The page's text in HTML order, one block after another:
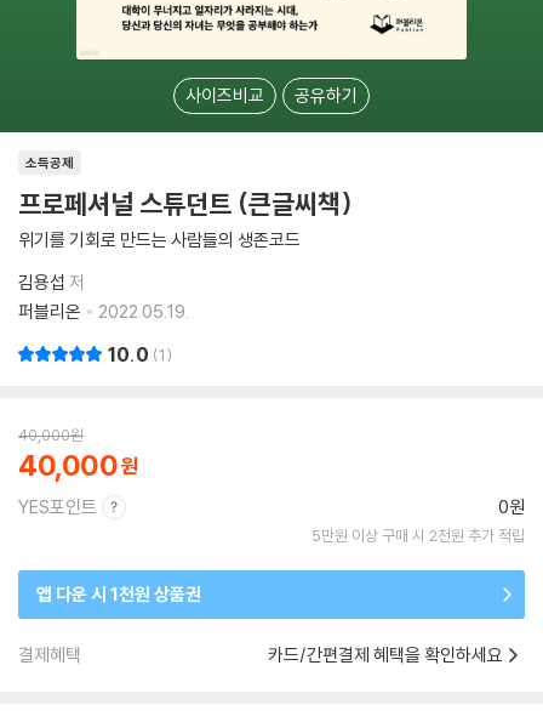
사이즈비교 공유하기
소득공제
프로페셔널 스튜던트 (큰글씨책)
위기를 기회로 만드는 사람들의 생존코드
김용섭 저
퍼블리온
2022.05.19.
10.0 1
40,000원
40,000
YES포인트 0원
5만원 이상 구매 시 2천원 추가 적립
앱 다운 시 1천원 상품권
결제혜택 카드/간편결제 혜택을 확인하세요